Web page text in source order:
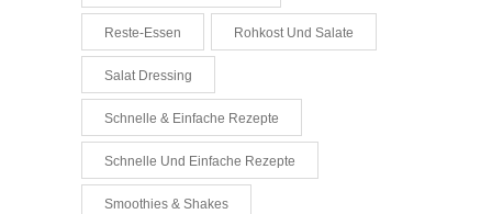
Reste-Essen Rohkost Und Salate
Salat Dressing
Schnelle & Einfache Rezepte
Schnelle Und Einfache Rezepte
Smoothies & Shakes